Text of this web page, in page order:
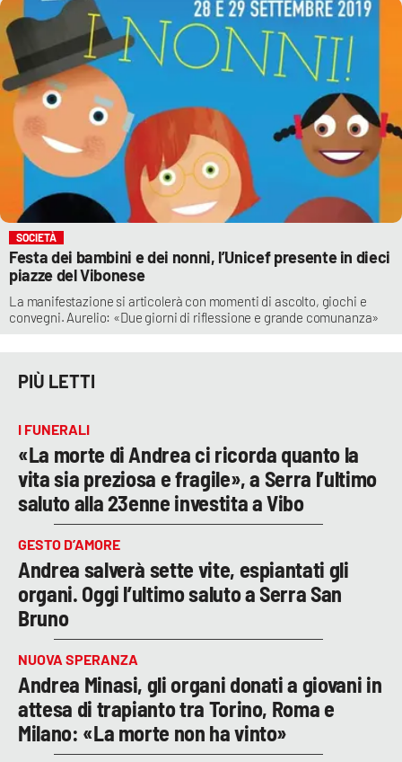
SOCIETÀ
Festa dei bambini e dei nonni, l’Unicef presente in dieci
piazze del Vibonese
La manifestazione si articolerà con momenti di ascolto, giochi e
convegni. Aurelio: «Due giorni di riflessione e grande comunanza»
PIÙ LETTI
I FUNERALI
«La morte di Andrea ci ricorda quanto la
vita sia preziosa e fragile», a Serra l’ultimo
saluto alla 23enne investita a Vibo
GESTO D’AMORE
Andrea salverà sette vite, espiantati gli
organi. Oggi l’ultimo saluto a Serra San
Bruno
NUOVA SPERANZA
Andrea Minasi, gli organi donati a giovani in
attesa di trapianto tra Torino, Roma e
Milano: «La morte non ha vinto»